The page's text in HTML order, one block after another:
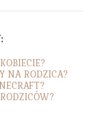
NA RODZICA?